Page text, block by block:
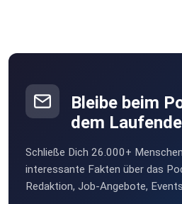
Bleibe beim
dem
Schließe Dich 26.000+
interessante Fakten über das
Redaktion, Job-Angebote,